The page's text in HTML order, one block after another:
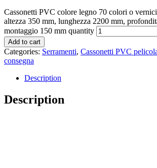
Cassonetti PVC colore legno 70 colori o
altezza 350 mm, lunghezza 2200 mm,
montaggio 150 mm quantity
Add to cart
Categories: Serramenti, Cassonetti PVC
consegna
Description
Description